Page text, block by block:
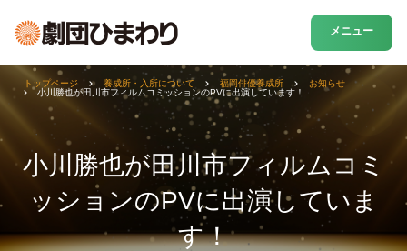
メニュー
小川勝也が田川市フィルムコミ
ッションのPVに出演していま
す！
トップページ 養成所・入所について 福岡俳優養成所
お知らせ
小川勝也が田川市フィルムコミッションのPVに出演しています！